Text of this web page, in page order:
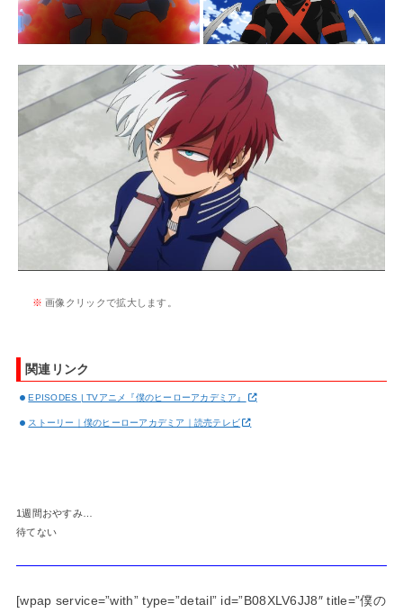
※ 画像クリックで拡大します。
関連リンク
EPISODES | TVアニメ『僕のヒーローアカデミア』
ストーリー｜僕のヒーローアカデミア｜読売テレビ
1週間おやすみ…
待てない
[wpap service=”with” type=”detail” id=”B08XLV6JJ8″ title=”僕の